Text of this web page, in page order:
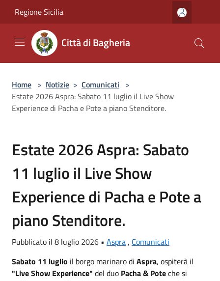
Regione Sicilia
Città di Bagheria
Home > Notizie > Comunicati >
Estate 2026 Aspra: Sabato 11 luglio il Live Show
Experience di Pacha e Pote a piano Stenditore.
Estate 2026 Aspra: Sabato
11 luglio il Live Show
Experience di Pacha e Pote a
piano Stenditore.
Pubblicato il 8 luglio 2026 • Aspra , Comunicati
Sabato 11 luglio il borgo marinaro di Aspra, ospiterà il
"Live Show Experience" del duo Pacha & Poteche si